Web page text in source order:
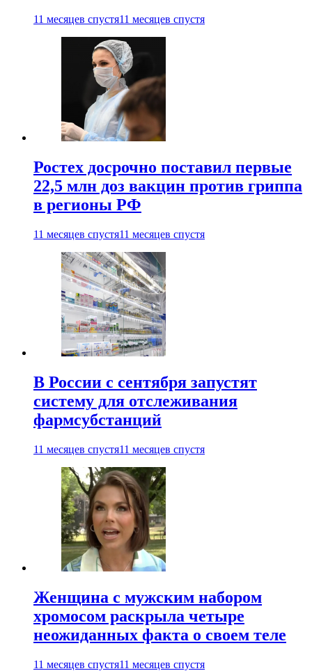
11 месяцев спустя11 месяцев спустя
Ростех досрочно поставил первые
22,5 млн доз вакцин против гриппа
в регионы РФ
11 месяцев спустя11 месяцев спустя
В России с сентября запустят
систему для отслеживания
фармсубстанций
11 месяцев спустя11 месяцев спустя
Женщина с мужским набором
хромосом раскрыла четыре
неожиданных факта о своем теле
11 месяцев спустя11 месяцев спустя